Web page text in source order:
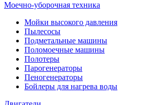
Моечно-уборочная техника
Мойки высокого давления
Пылесосы
Подметальные машины
Поломоечные машины
Полотеры
Парогенераторы
Пеногенераторы
Бойлеры для нагрева воды